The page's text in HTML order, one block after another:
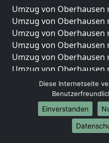
Umzug von Oberhausen
Umzug von Oberhausen
Umzug von Oberhausen
Umzug von Oberhausen
Umzug von
Umzug von
Umzug von
Umzug von Oberhausen
Umzug von
Umzug von Oberhausen
Umzug von Oberhausen
Diese Internetseite
Einverstanden